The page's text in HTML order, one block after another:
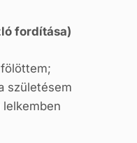
fordítása)
születésem